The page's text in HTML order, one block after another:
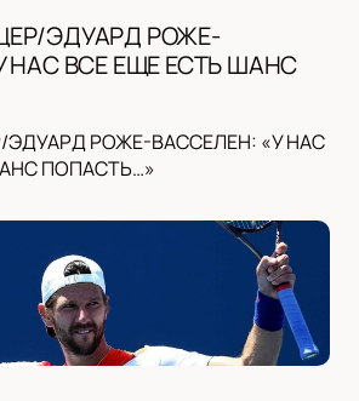
ЭДУАРД РОЖЕ-
НАС ВСЕ ЕЩЕ ЕСТЬ ШАНС
РОЖЕ-ВАССЕЛЕН: «У НАС
ПОПАСТЬ…»